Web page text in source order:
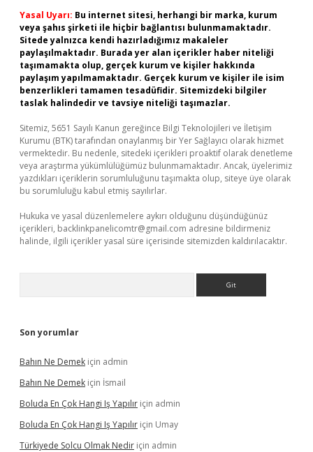
Yasal Uyarı: Bu internet sitesi, herhangi bir marka, kurum
veya şahıs şirketi ile hiçbir bağlantısı bulunmamaktadır.
Sitede yalnızca kendi hazırladığımız makaleler
paylaşılmaktadır. Burada yer alan içerikler haber niteliği
taşımamakta olup, gerçek kurum ve kişiler hakkında
paylaşım yapılmamaktadır. Gerçek kurum ve kişiler ile isim
benzerlikleri tamamen tesadüfidir. Sitemizdeki bilgiler
taslak halindedir ve tavsiye niteliği taşımazlar.
Sitemiz, 5651 Sayılı Kanun gereğince Bilgi Teknolojileri ve İletişim
Kurumu (BTK) tarafından onaylanmış bir Yer Sağlayıcı olarak hizmet
vermektedir. Bu nedenle, sitedeki içerikleri proaktif olarak denetleme
veya araştırma yükümlülüğümüz bulunmamaktadır. Ancak, üyelerimiz
yazdıkları içeriklerin sorumluluğunu taşımakta olup, siteye üye olarak
bu sorumluluğu kabul etmiş sayılırlar.
Hukuka ve yasal düzenlemelere aykırı olduğunu düşündüğünüz
içerikleri, backlinkpanelicomtr@gmail.com adresine bildirmeniz
halinde, ilgili içerikler yasal süre içerisinde sitemizden kaldırılacaktır.
Son yorumlar
Bahın Ne Demek için admin
Bahın Ne Demek için İsmail
Boluda En Çok Hangi Iş Yapılır için admin
Boluda En Çok Hangi Iş Yapılır için Umay
Türkiyede Solcu Olmak Nedir için admin